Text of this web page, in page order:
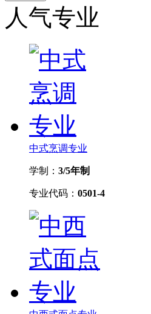
人气专业
中式烹调专业
学制： 3/5年制
专业代码： 0501-4